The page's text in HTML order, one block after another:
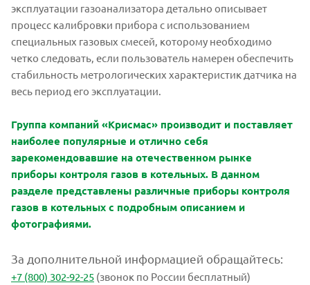
эксплуатации газоанализатора детально описывает
процесс калибровки прибора с использованием
специальных газовых смесей, которому необходимо
четко следовать, если пользователь намерен обеспечить
стабильность метрологических характеристик датчика на
весь период его эксплуатации.
Группа компаний «Крисмас» производит и поставляет
наиболее популярные и отлично себя
зарекомендовавшие на отечественном рынке
приборы контроля газов в котельных. В данном
разделе представлены различные приборы контроля
газов в котельных с подробным описанием и
фотографиями.
За дополнительной информацией обращайтесь:
+7 (800) 302-92-25 (звонок по России бесплатный)